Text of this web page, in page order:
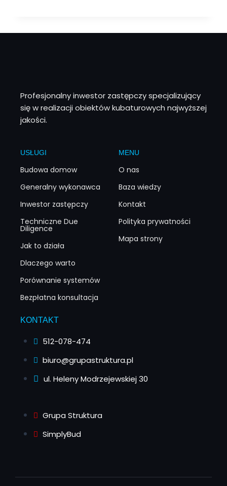
Profesjonalny inwestor zastępczy specjalizujący
się w realizacji obiektów kubaturowych najwyższej
jakości.
USŁUGI
Budowa domow
Generalny wykonawca
Inwestor zastępczy
Techniczne Due
Diligence
Jak to działa
Dlaczego warto
Porównanie systemów
Bezpłatna konsultacja
MENU
O nas
Baza wiedzy
Kontakt
Polityka prywatności
Mapa strony
KONTAKT
512-078-474
biuro@grupastruktura.pl
ul. Heleny Modrzejewskiej 30
Grupa Struktura
SimplyBud